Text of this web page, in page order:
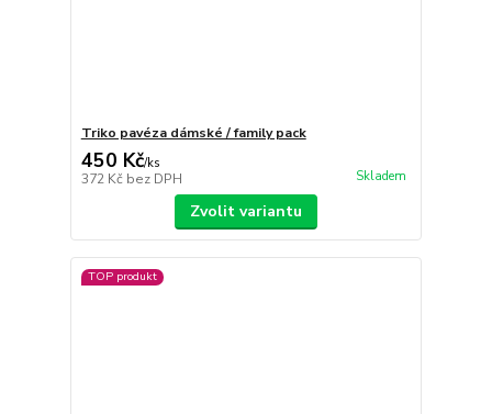
Triko pavéza dámské / family pack
450 Kč/ks
372 Kč bez DPH Skladem
Zvolit variantu
TOP produkt